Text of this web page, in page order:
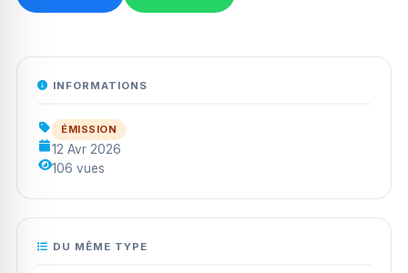
INFORMATIONS
ÉMISSION
12 Avr 2026
106 vues
DU MÊME TYPE